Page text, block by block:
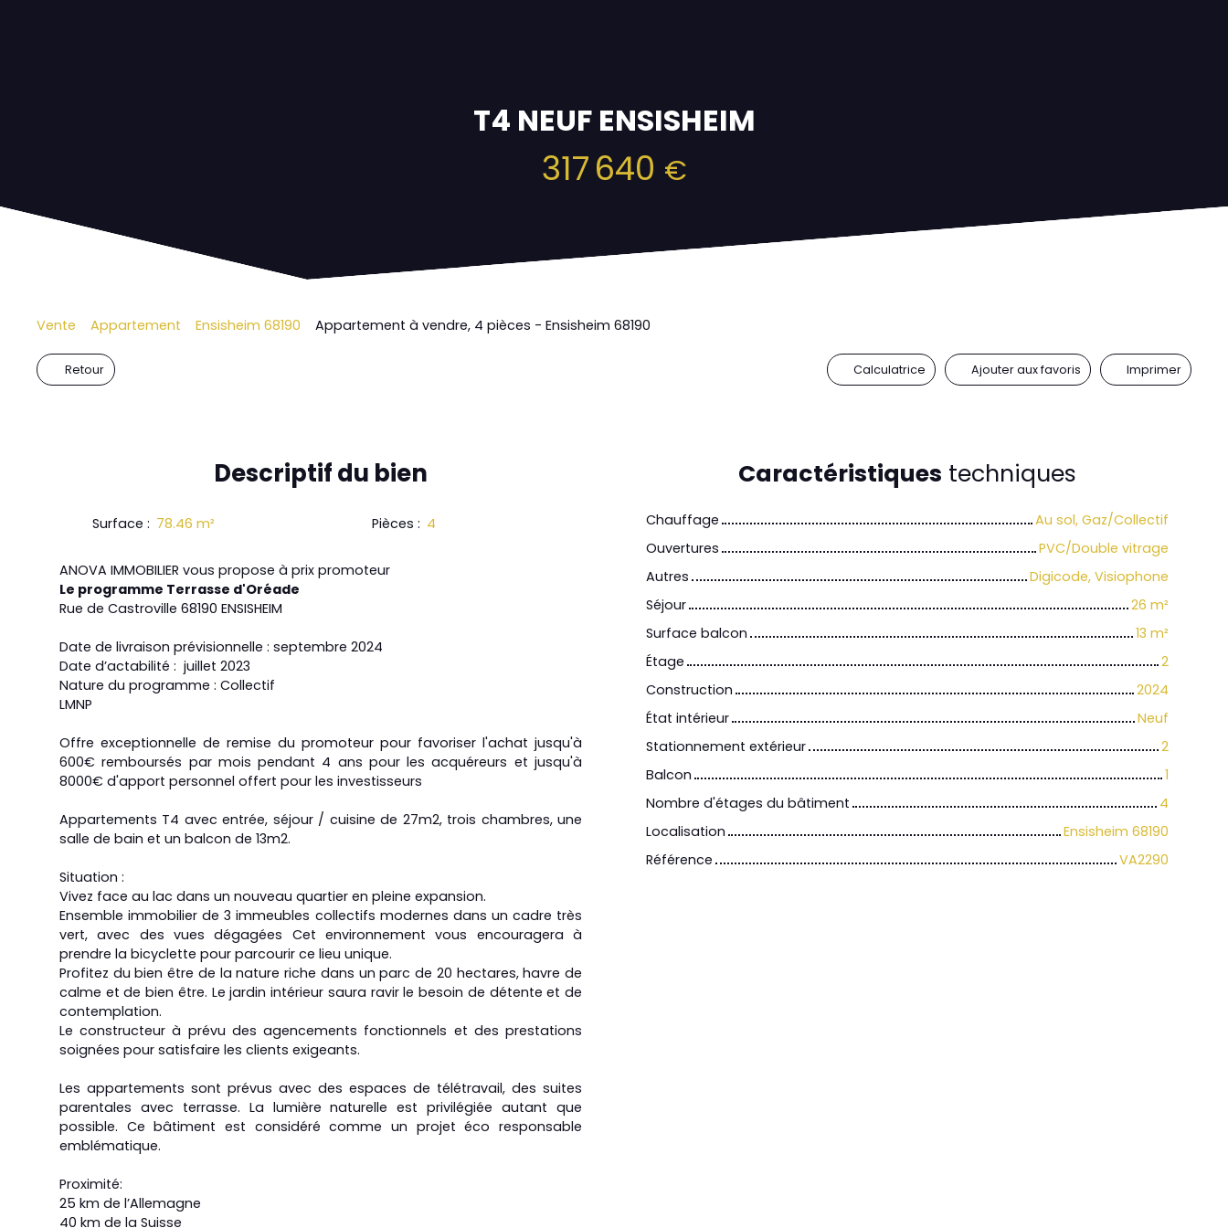
T4 NEUF ENSISHEIM
317 640 €
Vente Appartement Ensisheim 68190 Appartement à vendre, 4 pièces - Ensisheim 68190
Retour Calculatrice Ajouter aux favoris Imprimer
Descriptifdu bien
Surface : 78.46 m² Pièces : 4
ANOVA IMMOBILIER vous propose à prix promoteur
Le programme Terrasse d'Oréade
Rue de Castroville 68190 ENSISHEIM
Date de livraison prévisionnelle : septembre 2024
Date d’actabilité : juillet 2023
Nature du programme : Collectif
LMNP
Offre exceptionnelle de remise du promoteur pour favoriser l'achat jusqu'à
600€ remboursés par mois pendant 4 ans pour les acquéreurs et jusqu'à
8000€ d'apport personnel offert pour les investisseurs
Appartements T4 avec entrée, séjour / cuisine de 27m2, trois chambres, une
salle de bain et un balcon de 13m2.
Situation :
Vivez face au lac dans un nouveau quartier en pleine expansion.
Ensemble immobilier de 3 immeubles collectifs modernes dans un cadre très
vert, avec des vues dégagées Cet environnement vous encouragera à
prendre la bicyclette pour parcourir ce lieu unique.
Profitez du bien être de la nature riche dans un parc de 20 hectares, havre de
calme et de bien être. Le jardin intérieur saura ravir le besoin de détente et de
contemplation.
Le constructeur à prévu des agencements fonctionnels et des prestations
soignées pour satisfaire les clients exigeants.
Les appartements sont prévus avec des espaces de télétravail, des suites
parentales avec terrasse. La lumière naturelle est privilégiée autant que
possible. Ce bâtiment est considéré comme un projet éco responsable
emblématique.
Proximité:
25 km de l’Allemagne
40 km de la Suisse
Caractéristiques techniques
Chauffage
Au sol, Gaz/Collectif
Ouvertures
PVC/Double vitrage
Autres
Digicode, Visiophone
Séjour
26 m²
Surface balcon
13 m²
Étage
2
Construction
2024
État intérieur
Neuf
Stationnement extérieur
2
Balcon
1
Nombre d'étages du bâtiment
4
Localisation
Ensisheim 68190
Référence
VA2290